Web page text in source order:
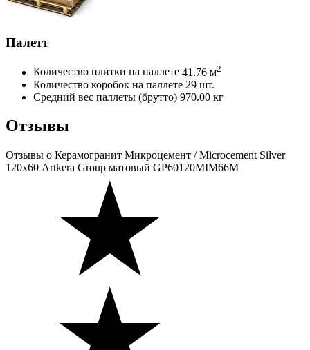
Палетт
Количество плитки на паллете 41.76 м2
Количество коробок на паллете 29 шт.
Средний вес паллеты (брутто) 970.00 кг
Отзывы
Отзывы о Керамогранит Микроцемент / Microcement Silver
120х60 Artkera Group матовый GP60120MIM66M